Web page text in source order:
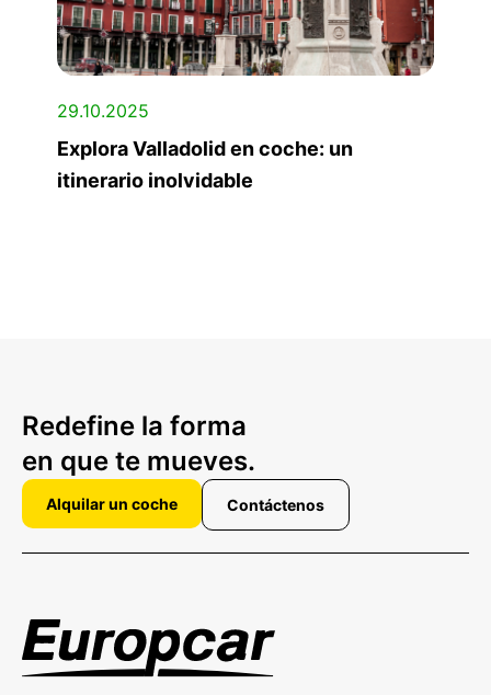
29.10.2025
Explora Valladolid en coche: un
itinerario inolvidable
Redefine la forma
en que te mueves.
Alquilar un coche Contáctenos